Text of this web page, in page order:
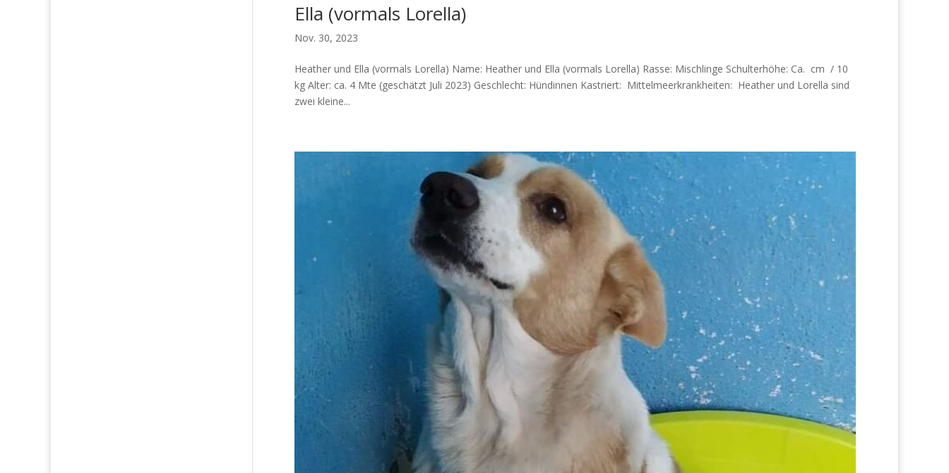
Ella (vormals Lorella)
Nov. 30, 2023
Heather und Ella (vormals Lorella) Name: Heather und Ella (vormals Lorella) Rasse: Mischlinge Schulterhöhe: Ca. cm / 10
kg Alter: ca. 4 Mte (geschätzt Juli 2023) Geschlecht: Hündinnen Kastriert: Mittelmeerkrankheiten: Heather und Lorella sind
zwei kleine...